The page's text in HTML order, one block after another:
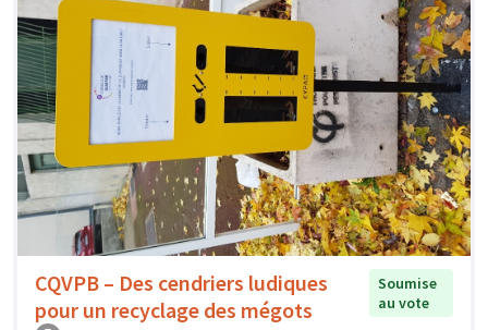
CQVPB – Des cendriers ludiques
pour un recyclage des mégots
Soumise
au vote